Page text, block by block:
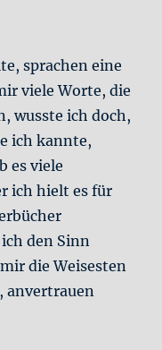
sprachen eine
viele Worte, die
wusste ich doch,
ich kannte,
es viele
ich hielt es für
den Sinn
die Weisesten
anvertrauen